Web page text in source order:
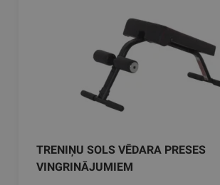
TRENIŅU SOLS VĒDARA PRESES
VINGRINĀJUMIEM